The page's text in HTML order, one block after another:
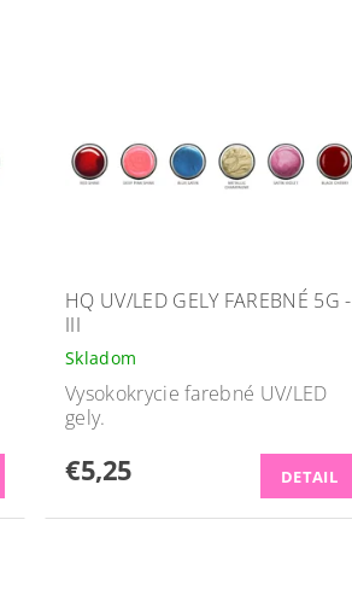
HQ UV/LED GELY FAREBNÉ 5G -
III
Skladom
Vysokokrycie farebné UV/LED
gely.
€5,25 DETAIL